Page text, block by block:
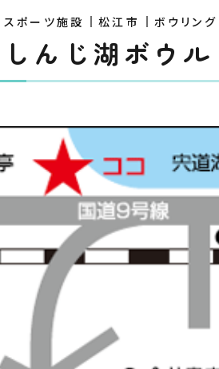
スポーツ施設 松江市 ボウリング
しんじ湖ボウル